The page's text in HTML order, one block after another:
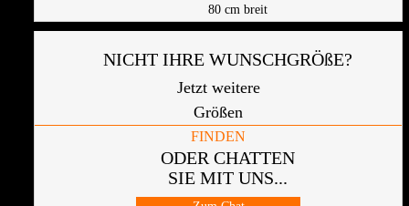
80cm breit
NICHT IHRE WUNSCHGRÖßE?
Jetzt weitere
Größen
FINDEN
ODER CHATTEN
SIE MIT UNS...